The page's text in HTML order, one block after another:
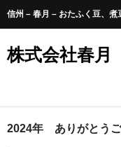
信州 – 春月 – おたふく豆、煮
株式会社春月
商品のお求め
2024年 ありがとうご